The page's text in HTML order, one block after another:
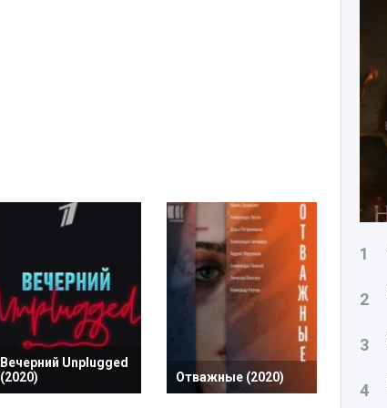
Вечерний Unplugged
(2020)
Отважные (2020)